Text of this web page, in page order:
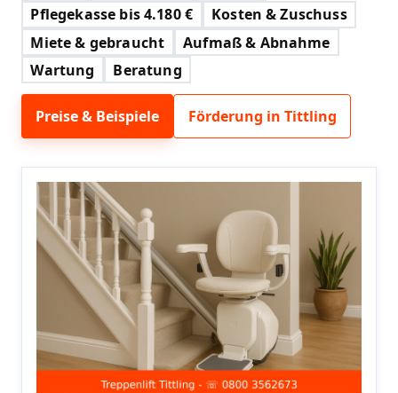
Pflegekasse bis 4.180 €
Kosten & Zuschuss
Miete & gebraucht
Aufmaß & Abnahme
Wartung
Beratung
Preise & Beispiele Förderung in Tittling